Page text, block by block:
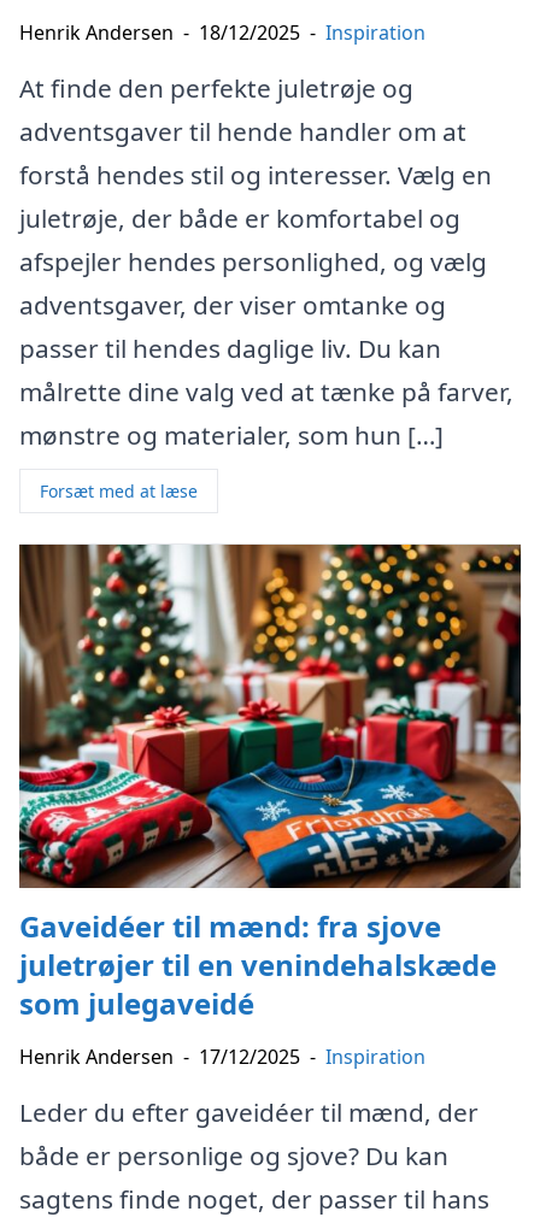
Henrik Andersen - 18/12/2025 - Inspiration
At finde den perfekte juletrøje og
adventsgaver til hende handler om at
forstå hendes stil og interesser. Vælg en
juletrøje, der både er komfortabel og
afspejler hendes personlighed, og vælg
adventsgaver, der viser omtanke og
passer til hendes daglige liv. Du kan
målrette dine valg ved at tænke på farver,
mønstre og materialer, som hun […]
Forsæt med at læse
Gaveidéer til mænd: fra sjove
juletrøjer til en venindehalskæde
som julegaveidé
Henrik Andersen - 17/12/2025 - Inspiration
Leder du efter gaveidéer til mænd, der
både er personlige og sjove? Du kan
sagtens finde noget, der passer til hans